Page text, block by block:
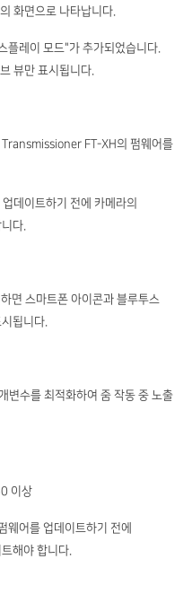
화면으로 나타납니다.
레이 모드"가 추가되었습니다.
뷰만 표시됩니다.
FT-XH의 펌웨어를
데이트하기 전에 카메라의
다.
면 스마트폰 아이콘과 블루투스
됩니다.
변수를 최적화하여 줌 작동 중 노출
이상
웨어를 업데이트하기 전에
해야 합니다.